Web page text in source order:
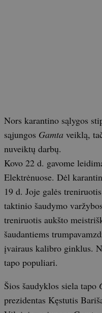
Nors karantino sąlygos
sąjungos Gamta veiklą,
nuveiktų darbų.
Kovo 22 d. gavome
Elektrėnuose. Dėl
19 d. Joje galės
taktinio šaudymo
treniruotis aukšto
šaudantiems
įvairaus kalibro ginklus.
tapo populiari.
Šios šaudyklos siela tapo
prezidentas Kęstutis